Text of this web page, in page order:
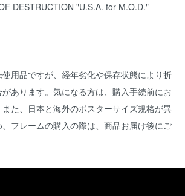
DESTRUCTION "U.S.A. for M.O.D."
用品ですが、経年劣化や保存状態により折
あります。気になる方は、購入手続前にお
た、日本と海外のポスターサイズ規格が異
フレームの購入の際は、商品お届け後にご